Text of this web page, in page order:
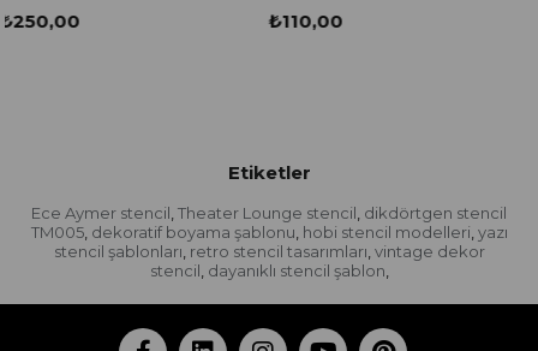
Etiketler
Ece Aymer stencil, Theater Lounge stencil, dikdörtgen stencil
TM005, dekoratif boyama şablonu, hobi stencil modelleri, yazı
stencil şablonları, retro stencil tasarımları, vintage dekor
stencil, dayanıklı stencil şablon,